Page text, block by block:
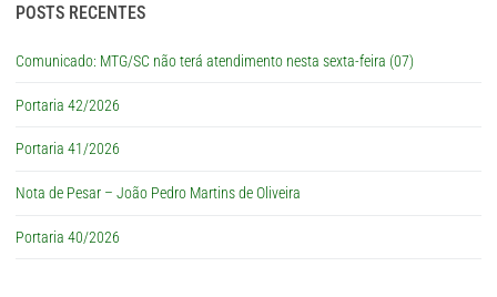
POSTS RECENTES
Comunicado: MTG/SC não terá atendimento nesta sexta-feira (07)
Portaria 42/2026
Portaria 41/2026
Nota de Pesar – João Pedro Martins de Oliveira
Portaria 40/2026